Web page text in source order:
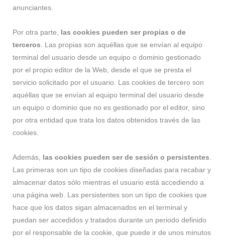
anunciantes.
Por otra parte, las cookies pueden ser propias o de
terceros. Las propias son aquéllas que se envían al equipo
terminal del usuario desde un equipo o dominio gestionado
por el propio editor de la Web, desde el que se presta el
servicio solicitado por el usuario. Las cookies de tercero son
aquéllas que se envían al equipo terminal del usuario desde
un equipo o dominio que no es gestionado por el editor, sino
por otra entidad que trata los datos obtenidos través de las
cookies.
Además, las cookies pueden ser de sesión o persistentes.
Las primeras son un tipo de cookies diseñadas para recabar y
almacenar datos sólo mientras el usuario está accediendo a
una página web. Las persistentes son un tipo de cookies que
hace que los datos sigan almacenados en el terminal y
puedan ser accedidos y tratados durante un periodo definido
por el responsable de la cookie, que puede ir de unos minutos